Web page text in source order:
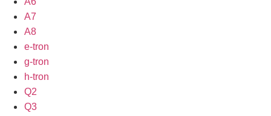
A7
A8
e-tron
g-tron
h-tron
Q2
Q3